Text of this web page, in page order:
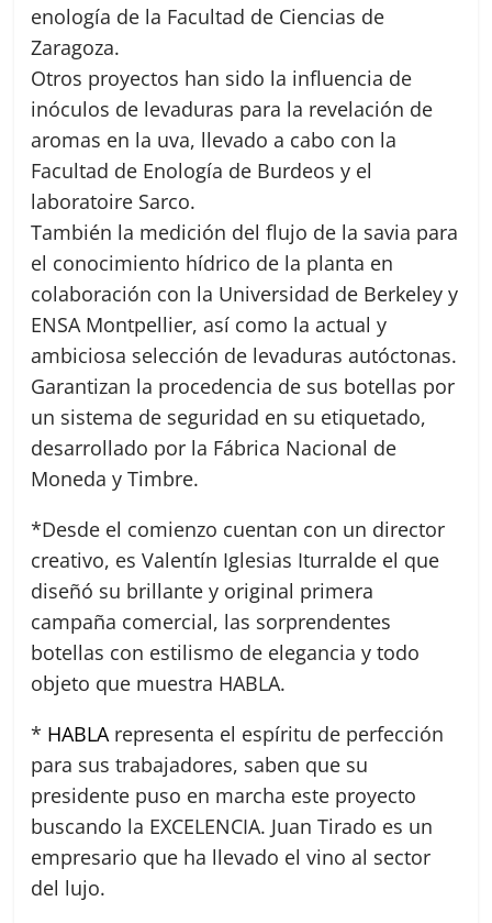
enología de la Facultad de Ciencias de
Zaragoza.
Otros proyectos han sido la influencia de
inóculos de levaduras para la revelación de
aromas en la uva, llevado a cabo con la
Facultad de Enología de Burdeos y el
laboratoire Sarco.
También la medición del flujo de la savia para
el conocimiento hídrico de la planta en
colaboración con la Universidad de Berkeley y
ENSA Montpellier, así como la actual y
ambiciosa selección de levaduras autóctonas.
Garantizan la procedencia de sus botellas por
un sistema de seguridad en su etiquetado,
desarrollado por la Fábrica Nacional de
Moneda y Timbre.
*Desde el comienzo cuentan con un director
creativo, es Valentín Iglesias Iturralde el que
diseñó su brillante y original primera
campaña comercial, las sorprendentes
botellas con estilismo de elegancia y todo
objeto que muestra HABLA.
* HABLA representa el espíritu de perfección
para sus trabajadores, saben que su
presidente puso en marcha este proyecto
buscando la EXCELENCIA. Juan Tirado es un
empresario que ha llevado el vino al sector
del lujo.